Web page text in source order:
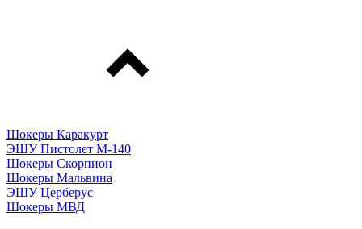
Шокеры Каракурт
ЭШУ Пистолет М-140
Шокеры Скорпион
Шокеры Мальвина
ЭШУ Церберус
Шокеры МВД